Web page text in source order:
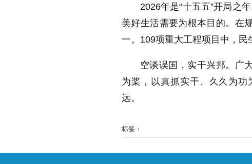
2026年是“十五五”开局之
美好生活需要为根本目的。在
一。109项重大工程项目中，民
空谈误国，实干兴邦。广
为桨，以真抓实干、久久为
远。
标签：